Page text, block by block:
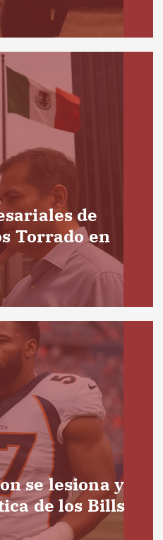
de
Torrado en
se lesiona y
de los Bills